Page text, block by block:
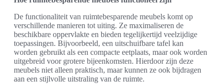
De functionaliteit van ruimtebesparende meubels komt op
verschillende manieren tot uiting. Ze maximaliseren de
beschikbare oppervlakte en bieden tegelijkertijd veelzijdige
toepassingen. Bijvoorbeeld, een uitschuifbare tafel kan
worden gebruikt als een compacte eetplaats, maar ook worden
uitgebreid voor grotere bijeenkomsten. Hierdoor zijn deze
meubels niet alleen praktisch, maar kunnen ze ook bijdragen
aan een stijlvolle uitstraling van de ruimte.